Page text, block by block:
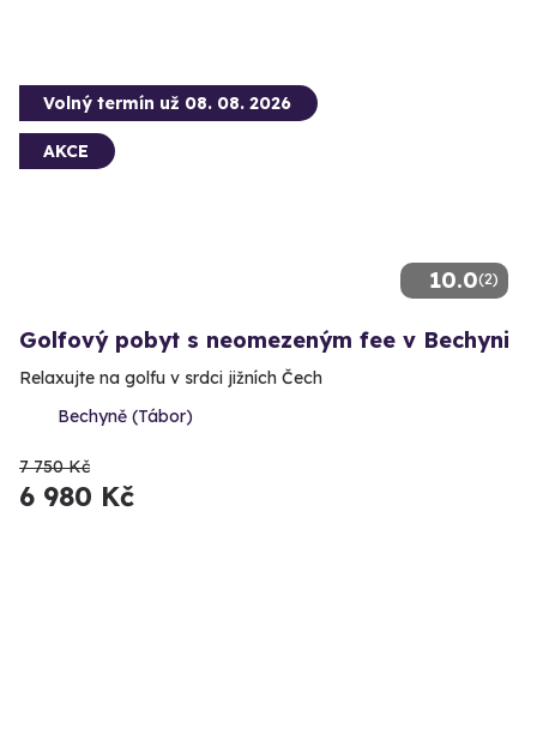
10.0(2)
Volný termín už 08. 08. 2026
AKCE
Golfový pobyt s neomezeným fee v Bechyni
Relaxujte na golfu v srdci jižních Čech
Bechyně (Tábor)
7 750 Kč
6 980 Kč